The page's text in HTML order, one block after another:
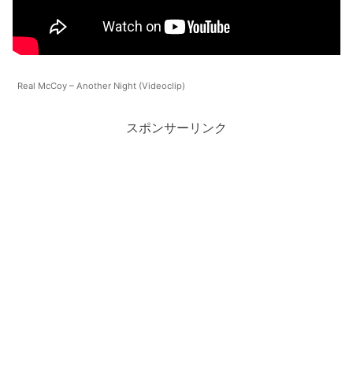
Real McCoy – Another Night (Videoclip)
スポンサーリンク